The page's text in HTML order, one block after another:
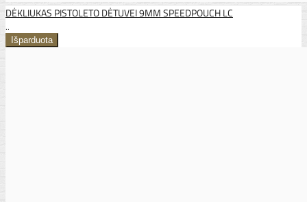
DĖKLIUKAS PISTOLETO DĖTUVEI 9MM SPEEDPOUCH LC
..